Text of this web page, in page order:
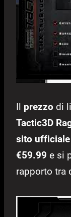
Il prezzo di
Tactic3D
sito ufficiale
€59.99 e si
rapporto tra